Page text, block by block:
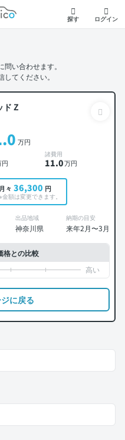
リコ
探す ログイン
い合わせます。
てください。
ド Z
.0 万円
円
諸費用
11.0万円
月々 36,300 円
金額は変更できます。
出品地域
神奈川県
納期の目安
来年2月〜3月
格との比較
に戻る